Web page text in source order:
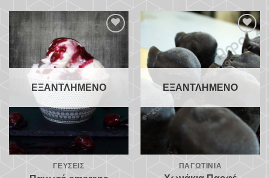
Προσθήκη
στα
αγαπημένα
ΕΞΑΝΤΛΗΜΈΝΟ
ΓΕΎΣΕΙΣ
Προσθήκη
στα
αγαπημένα
ΕΞΑΝΤΛΗΜΈΝΟ
ΠΑΓΩΤΊΝΙΑ